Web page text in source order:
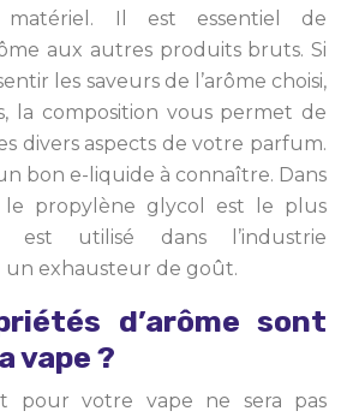
matériel. Il est essentiel de
aux autres produits bruts. Si
les saveurs de l’arôme choisi,
la composition vous permet de
divers aspects de votre parfum.
bon e-liquide à connaître. Dans
le propylène glycol est le plus
est utilisé dans l’industrie
un exhausteur de goût.
d’arôme sont
vape ?
pour votre vape ne sera pas